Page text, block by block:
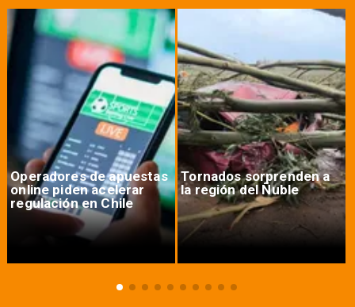
Operadores de apuestas
online piden acelerar
regulación en Chile
Tornados sorprenden a
la región del Ñuble